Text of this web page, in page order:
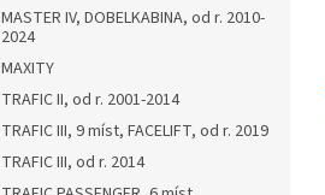
MASTER IV, DOBELKABINA, od r. 2010-
2024
MAXITY
TRAFIC II, od r. 2001-2014
TRAFIC III, 9 míst, FACELIFT, od r. 2019
TRAFIC III, od r. 2014